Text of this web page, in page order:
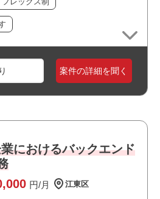
入しています
案件です
案件の詳細を聞く
におけるバックエンド
円/月 江東区
アクセス良好です
適な環境です
アルでの勤務が可能です
案件です
迎！
ニア